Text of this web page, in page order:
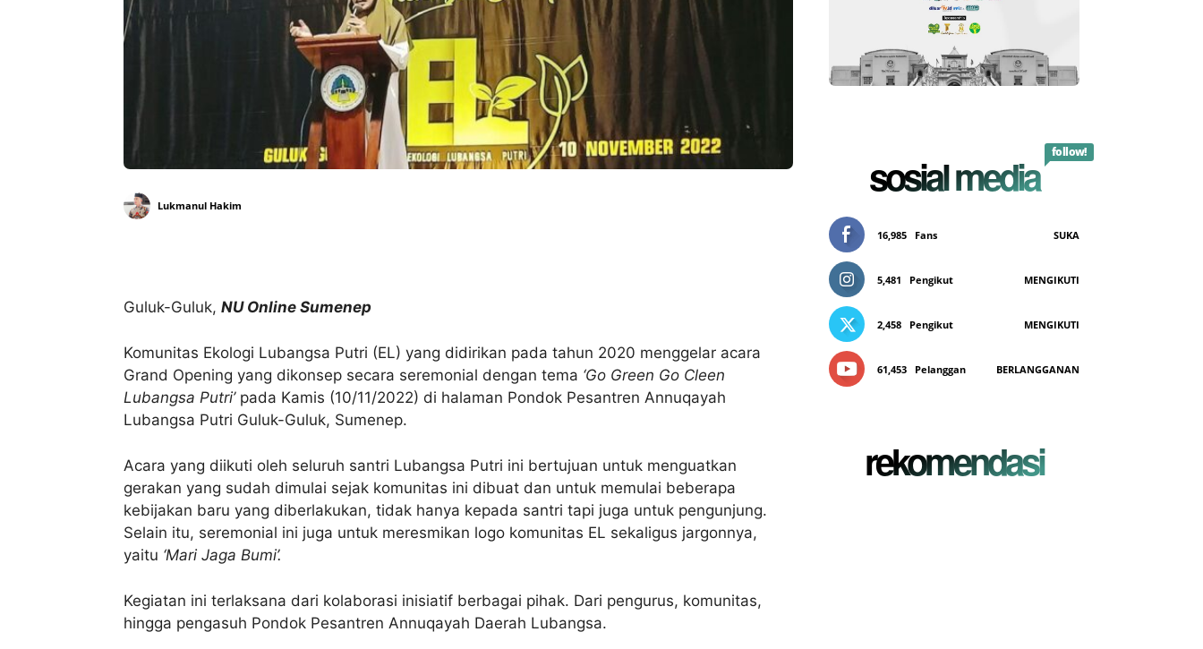
Lukmanul Hakim
Guluk-Guluk, NU Online Sumenep
Komunitas Ekologi Lubangsa Putri (EL) yang didirikan pada tahun 2020 menggelar acara
Grand Opening yang dikonsep secara seremonial dengan tema ‘Go Green Go Cleen
Lubangsa Putri’pada Kamis (10/11/2022) di halaman Pondok Pesantren Annuqayah
Lubangsa Putri Guluk-Guluk, Sumenep.
Acara yang diikuti oleh seluruh santri Lubangsa Putri ini bertujuan untuk menguatkan
gerakan yang sudah dimulai sejak komunitas ini dibuat dan untuk memulai beberapa
kebijakan baru yang diberlakukan, tidak hanya kepada santri tapi juga untuk pengunjung.
Selain itu, seremonial ini juga untuk meresmikan logo komunitas EL sekaligus jargonnya,
yaitu ‘Mari Jaga Bumi’.
Kegiatan ini terlaksana dari kolaborasi inisiatif berbagai pihak. Dari pengurus, komunitas,
hingga pengasuh Pondok Pesantren Annuqayah Daerah Lubangsa.
sosial media follow!
16,985 Fans SUKA
5,481 Pengikut MENGIKUTI
2,458 Pengikut MENGIKUTI
61,453 Pelanggan BERLANGGANAN
rekomendasi